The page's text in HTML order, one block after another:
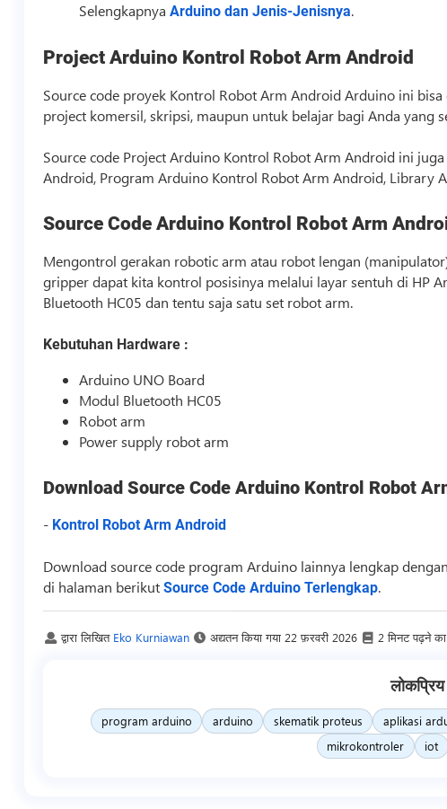
SelengkapnyaArduino dan Jenis-Jenisnya.
Project Arduino Kontrol Robot Arm Android
Source code proyek Kontrol Robot Arm Android Arduino ini
project komersil, skripsi, maupun untuk belajar bagi Anda yang
Source code Project Arduino Kontrol Robot Arm Android ini
Android, Program Arduino Kontrol Robot Arm Android, Library
Source Code Arduino Kontrol Robot Arm
Mengontrol gerakan robotic arm atau robot lengan
gripper dapat kita kontrol posisinya melalui layar sentuh di HP
Bluetooth HC05 dan tentu saja satu set robot arm.
Kebutuhan Hardware :
Arduino UNO Board
Modul Bluetooth HC05
Robot arm
Power supply robot arm
DownloadSource Code Arduino Kontrol Robot
- Kontrol Robot Arm Android
Downloadsource code program Arduino lainnya lengkap
di halaman berikutSource Code Arduino Terlengkap.
द्वारा लिखित Eko Kurniawan अद्यतन किया गया 22 फ़रवरी 2026 2 मिनट पढ़ने
program arduino arduino skematik proteus aplikasi
mikrokontroler
iot